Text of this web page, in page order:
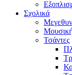
Σχολικά
Τσάντες